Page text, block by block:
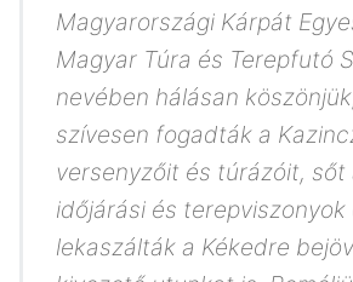
Magyarországi Kárpát
Magyar Túra és Terepfutó
nevében hálásan
szívesen fogadták a
versenyzőit és túrázóit, sőt
időjárási és
lekaszálták a Kékedre